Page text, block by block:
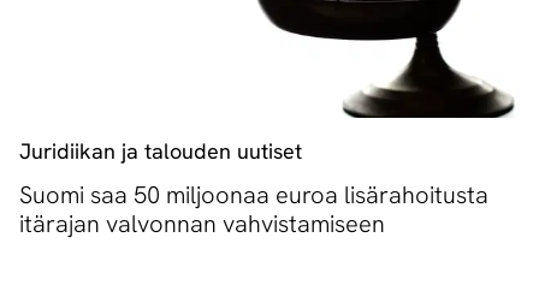
Juridiikan ja talouden uutiset
Suomi saa 50 miljoonaa euroa lisärahoitusta
itärajan valvonnan vahvistamiseen